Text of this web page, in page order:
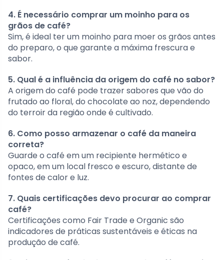
4. É necessário comprar um moinho para os
grãos de café?
Sim, é ideal ter um moinho para moer os grãos antes
do preparo, o que garante a máxima frescura e
sabor.
5. Qual é a influência da origem do café no sabor?
A origem do café pode trazer sabores que vão do
frutado ao floral, do chocolate ao noz, dependendo
do terroir da região onde é cultivado.
6. Como posso armazenar o café da maneira
correta?
Guarde o café em um recipiente hermético e
opaco, em um local fresco e escuro, distante de
fontes de calor e luz.
7. Quais certificações devo procurar ao comprar
café?
Certificações como Fair Trade e Organic são
indicadores de práticas sustentáveis e éticas na
produção de café.